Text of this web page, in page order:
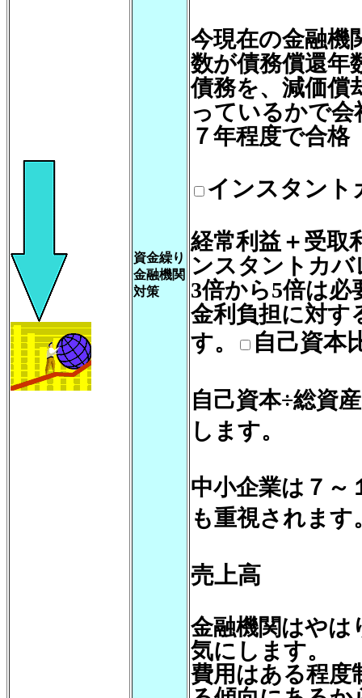
資金繰り
金融機関
対策
今現在の金融機
数が債務償還年
債務を、減価償
っているかで会
７年程度で合格
インスタント
経常利益＋受取
ンスタントカ
3倍から5倍は
金利負担に対す
す。
自己資本
自己資本÷総資
します。
中小企業は７
も重視されます
売上高
金融機関はやは
気にします。
費用はある程度